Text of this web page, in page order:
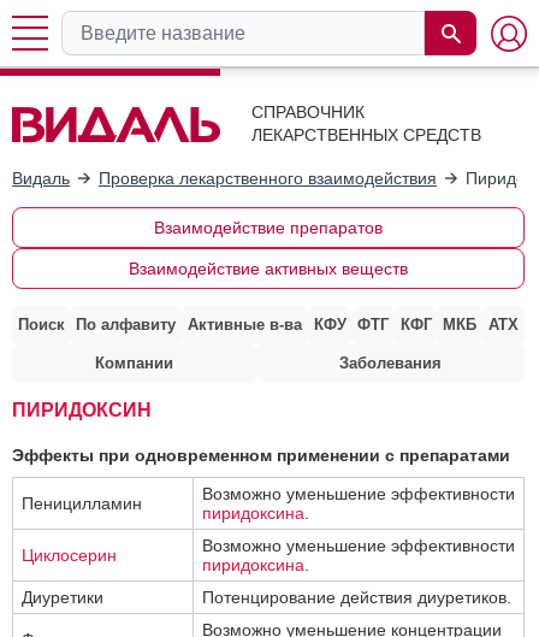
СПРАВОЧНИК
ЛЕКАРСТВЕННЫХ СРЕДСТВ
Видаль Проверка лекарственного взаимодействия
Взаимодействие препаратов
Взаимодействие активных веществ
Поиск По алфавиту Активные в-ва КФУ ФТГ КФГ МКБ АТХ
Компании Заболевания
ПИРИДОКСИН
Эффекты при одновременном применении с препаратами
Пеницилламин
Возможно уменьшение эффективности
пиридоксина
Циклосерин
Возможно уменьшение эффективности
пиридоксина
Диуретики
Потенцирование действия диуретиков.
Возможно уменьшение концентрации